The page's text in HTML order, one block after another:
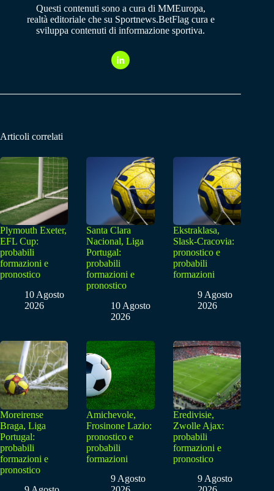
Questi contenuti sono a cura di MMEuropa,
realtà editoriale che su Sportnews.BetFlag cura e
sviluppa contenuti di informazione sportiva.
Articoli correlati
Plymouth Exeter,
EFL Cup:
probabili
formazioni e
pronostico
10 Agosto
2026
Santa Clara
Nacional, Liga
Portugal:
probabili
formazioni e
pronostico
10 Agosto
2026
Ekstraklasa,
Slask-Cracovia:
pronostico e
probabili
formazioni
9 Agosto
2026
Moreirense
Braga, Liga
Portugal:
probabili
formazioni e
pronostico
Amichevole,
Frosinone Lazio:
pronostico e
probabili
formazioni
9 Agosto
Eredivisie,
Zwolle Ajax:
probabili
formazioni e
pronostico
9 Agosto